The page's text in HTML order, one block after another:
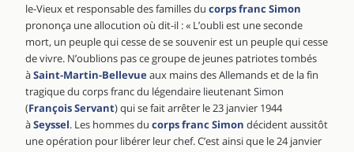
le-Vieux et responsable des familles du corps franc Simon
prononça une allocution où dit-il : « L’oubli est une seconde
mort, un peuple qui cesse de se souvenir est un peuple qui cesse
de vivre. N’oublions pas ce groupe de jeunes patriotes tombés
àSaint-Martin-Bellevueaux mains des Allemands et de la fin
tragique du corps franc du légendaire lieutenant Simon
(François Servant) qui se fait arrêter le 23 janvier 1944
àSeyssel. Les hommes du corps franc Simon décident aussitôt
une opération pour libérer leur chef. C’est ainsi que le 24 janvier